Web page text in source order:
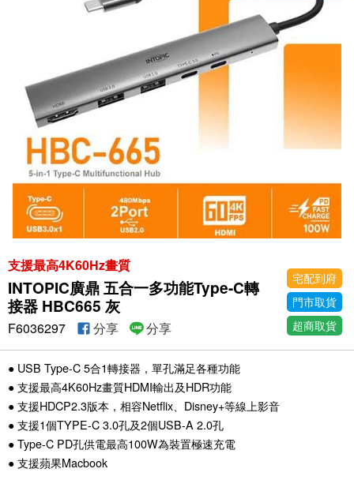
支援最高4K60Hz畫質
INTOPIC廣鼎 五合一多功能Type-C轉
接器 HBC665 灰
宅配到府
門市取貨
超商取貨
F6036297 分享 分享
● USB Type-C 5合1轉接器，單孔滿足各種功能
● 支援最高4K60Hz畫質HDMI輸出及HDR功能
● 支援HDCP2.3版本，相容Netflix、Disney+等線上影音
● 支援1個TYPE-C 3.0孔及2個USB-A 2.0孔
● Type-C PD孔供電最高100W為裝置極速充電
● 支援蘋果Macbook